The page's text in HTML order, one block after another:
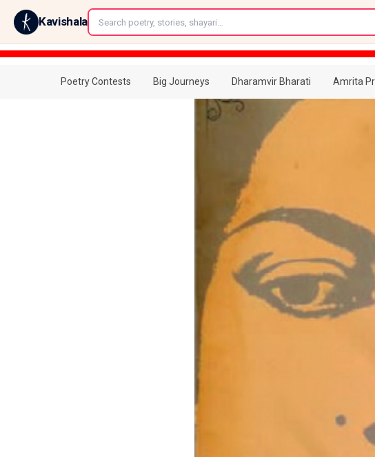
Kavishala
Poetry Contests Big Journeys Dharamvir Bharati Amrita